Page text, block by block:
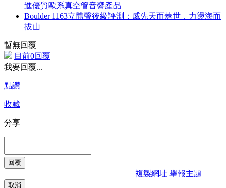
進優質歐系真空管音響產品
Boulder 1163立體聲後級評測：威先天而蓋世，力盪海而
拔山
暫無回覆
目前0回覆
我要回覆...
點讚
收藏
分享
複製網址 舉報主題
取消